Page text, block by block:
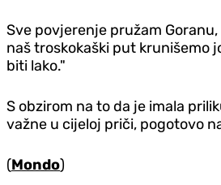
Sve povjerenje pružam
naš troskokaški put krunišemo
biti lako."
S obzirom na to da je imala
važne u cijeloj priči, pogotovo
(Mondo)